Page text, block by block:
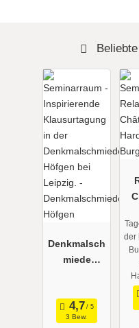
Denkmalsch
miede
3 Bew.
der